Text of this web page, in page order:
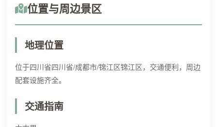
位置与周边景区
地理位置
位于四川省四川省/成都市/锦江区锦江区，交通便利，周边
配套设施齐全。
交通指南